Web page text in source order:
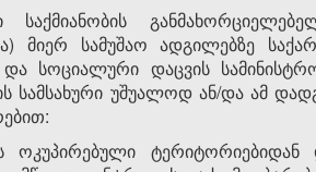
საქმიანობის
მიერ სამუშაო ადგილებზე
და სოციალური დაცვის
სამსახური უშუალოდ ან/და ამ
ოკუპირებული